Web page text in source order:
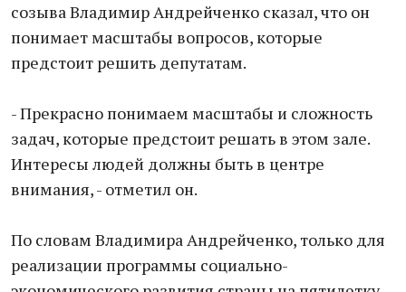
созыва Владимир Андрейченко сказал, что он
понимает масштабы вопросов, которые
предстоит решить депутатам.
- Прекрасно понимаем масштабы и сложность
задач, которые предстоит решать в этом зале.
Интересы людей должны быть в центре
внимания, - отметил он.
По словам Владимира Андрейченко, только для
реализации программы социально-